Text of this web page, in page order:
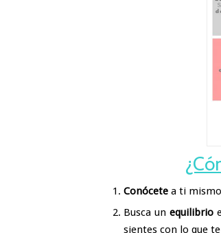
Conócetea ti
Busca un equilibrio
sientes con lo que